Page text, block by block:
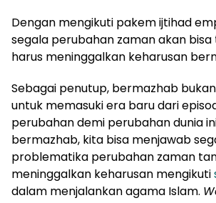
Dengan mengikuti pakem ijtihad
segala perubahan zaman akan
harus meninggalkan keharusan
Sebagai penutup, bermazhab
untuk memasuki era baru dari
perubahan demi perubahan dunia
bermazhab, kita bisa menjawab
problematika perubahan zaman
meninggalkan keharusan mengikuti
dalam menjalankan agama Islam.